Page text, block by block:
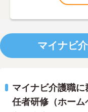
マイナビ
マイナビ介護職
任者研修（ホー